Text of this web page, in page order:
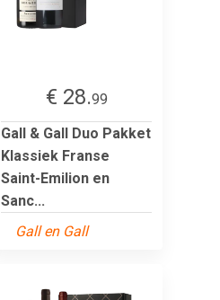
€ 28.99
Gall & Gall Duo Pakket
Klassiek Franse
Saint-Emilion en
Sanc...
Gall en Gall